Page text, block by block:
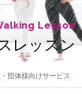
Lesson
レッスン
団体様向けサービス